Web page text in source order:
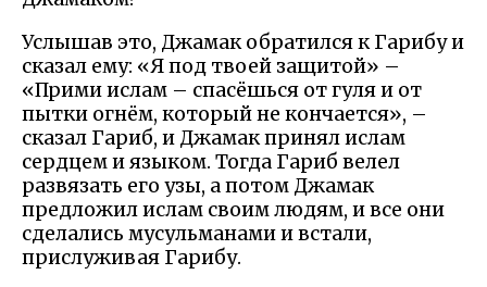
Услышав это, Джамак обратился к Гарибу и
сказал ему: «Я под твоей защитой» –
«Прими ислам – спасёшься от гуля и от
пытки огнём, который не кончается», –
сказал Гариб, и Джамак принял ислам
сердцем и языком. Тогда Гариб велел
развязать его узы, а потом Джамак
предложил ислам своим людям, и все они
сделались мусульманами и встали,
прислуживая Гарибу.